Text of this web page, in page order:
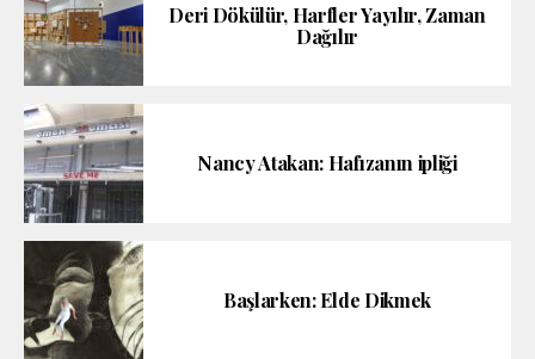
Deri Dökülür, Harfler Yayılır, Zaman
Dağılır
Nancy Atakan: Hafızanın ipliği
Başlarken: Elde Dikmek